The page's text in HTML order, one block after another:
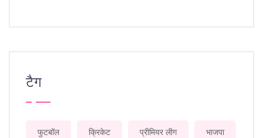
टैग
फुटबॉल क्रिकेट प्रीमियर लीग भाजपा